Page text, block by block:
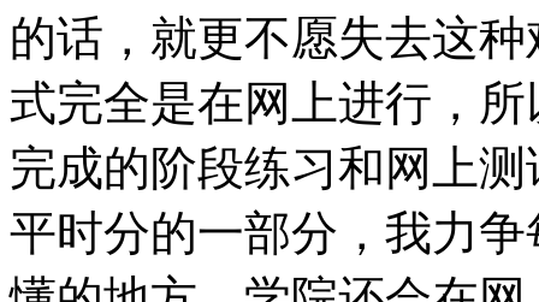
的话，就更不愿失去这
式完全是在网上进行，
完成的阶段练习和网上
平时分的一部分，我力